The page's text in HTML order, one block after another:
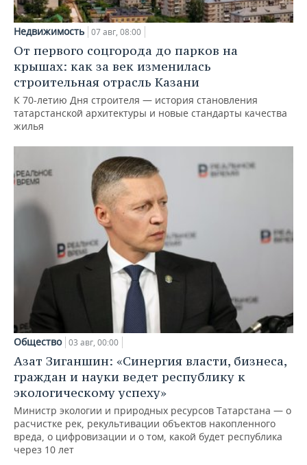
Недвижимость 07 авг, 08:00
От первого соцгорода до парков на
крышах: как за век изменилась
строительная отрасль Казани
К 70-летию Дня строителя — история становления
татарстанской архитектуры и новые стандарты качества
жилья
Общество 03 авг, 00:00
Азат Зиганшин: «Синергия власти, бизнеса,
граждан и науки ведет республику к
экологическому успеху»
Министр экологии и природных ресурсов Татарстана — о
расчистке рек, рекультивации объектов накопленного
вреда, о цифровизации и о том, какой будет республика
через 10 лет